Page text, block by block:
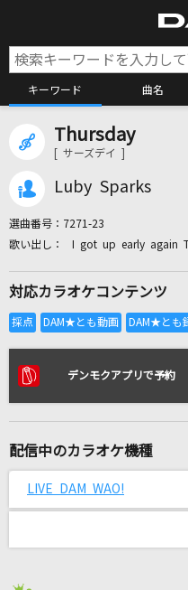
キーワード 曲名
全
リアルタイムで
[生音]君の知らない物語
あの子コンプレックス
Thursday
[ サーズデイ ]
Luby Sparks
選曲番号： 7271-23
I got up early again
対応カラオケコンテンツ
デンモクアプリで予約
配信中のカラオケ機種
LIVE DAM WAO!